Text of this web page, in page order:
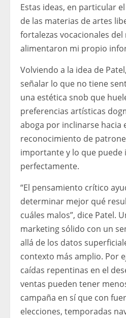
Estas ideas, en particular
de las materias de artes
fortalezas vocacionales del
alimentaron mi propio
Volviendo a la idea de
señalar lo que no tiene
una estética snob que
preferencias artísticas
aboga por inclinarse hacia
reconocimiento de
importante y lo que puede
perfectamente.
“El pensamiento crítico
determinar mejor qué
cuáles malos”, dice Patel.
marketing sólido con un
allá de los datos
contexto más amplio. Por
caídas repentinas en el
ventas pueden tener
campaña en sí que con
elecciones, temporadas